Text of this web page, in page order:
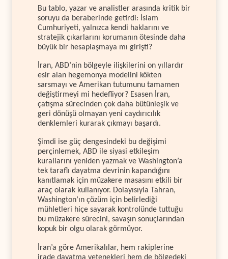
Bu tablo, yazar ve analistler arasında kritik bir
soruyu da beraberinde getirdi: İslam
Cumhuriyeti, yalnızca kendi haklarını ve
stratejik çıkarlarını korumanın ötesinde daha
büyük bir hesaplaşmaya mı girişti?
İran, ABD’nin bölgeyle ilişkilerini on yıllardır
esir alan hegemonya modelini kökten
sarsmayı ve Amerikan tutumunu tamamen
değiştirmeyi mi hedefliyor? Esasen İran,
çatışma sürecinden çok daha bütünleşik ve
geri dönüşü olmayan yeni caydırıcılık
denklemleri kurarak çıkmayı başardı.
Şimdi ise güç dengesindeki bu değişimi
perçinlemek, ABD ile siyasi etkileşim
kurallarını yeniden yazmak ve Washington’a
tek taraflı dayatma devrinin kapandığını
kanıtlamak için müzakere masasını etkili bir
araç olarak kullanıyor. Dolayısıyla Tahran,
Washington’ın çözüm için belirlediği
mühletleri hiçe sayarak kontrolünde tuttuğu
bu müzakere sürecini, savaşın sonuçlarından
kopuk bir olgu olarak görmüyor.
İran’a göre Amerikalılar, hem rakiplerine
irade dayatma yetenekleri hem de bölgedeki